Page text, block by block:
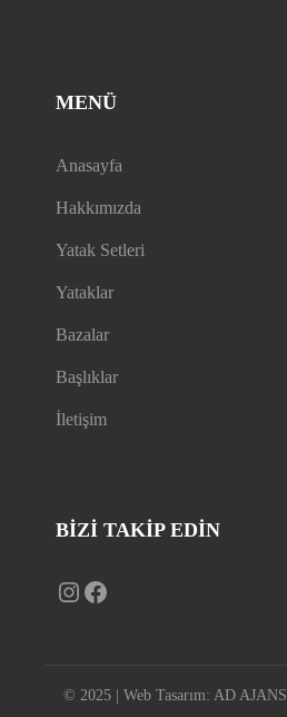
MENÜ
Anasayfa
Hakkımızda
Yatak Setleri
Yataklar
Bazalar
Başlıklar
İletişim
BIZI TAKIP EDİN
Instagram
Facebook
© 2025 | Web Tasarım: AD AJANS